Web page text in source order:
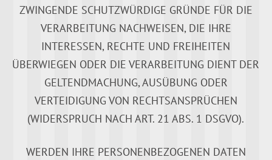
ZWINGENDE SCHUTZWÜRDIGE GRÜNDE FÜR DIE
VERARBEITUNG NACHWEISEN, DIE IHRE
INTERESSEN, RECHTE UND FREIHEITEN
ÜBERWIEGEN ODER DIE VERARBEITUNG DIENT DER
GELTENDMACHUNG, AUSÜBUNG ODER
VERTEIDIGUNG VON RECHTSANSPRÜCHEN
(WIDERSPRUCH NACH ART. 21 ABS. 1 DSGVO).
WERDEN IHRE PERSONENBEZOGENEN DATEN